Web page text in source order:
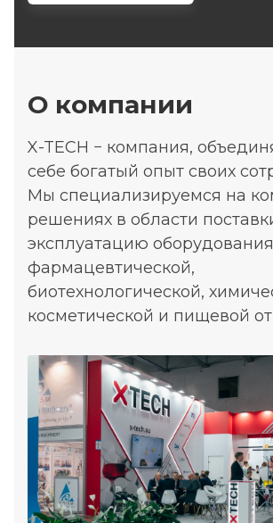
О компании
X-TECH − компания,
себе богатый опыт своих
Мы специализируемся на
решениях в области
эксплуатацию
фармацевтической,
биотехнологической,
косметической и пищевой